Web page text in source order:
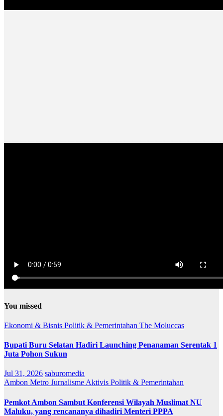
You missed
Ekonomi & Bisnis Politik & Pemerintahan The Moluccas
Bupati Buru Selatan Hadiri Launching Penanaman Serentak 1
Juta Pohon Sukun
Jul 31, 2026 saburomedia
Ambon Metro Jurnalisme Aktivis Politik & Pemerintahan
Pemkot Ambon Sambut Konferensi Wilayah Muslimat NU
Maluku, yang rencananya dihadiri Menteri PPPA